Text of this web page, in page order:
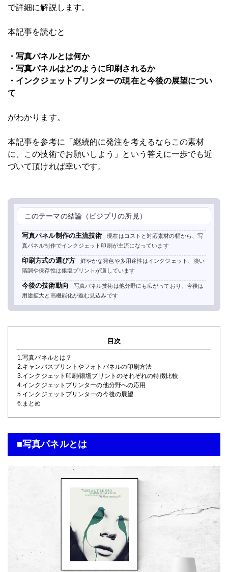
で詳細に解説します。
本記事を読むと
・写真パネルとは何か
・写真パネルはどのように印刷されるか
・インクジェットプリンターの現在と今後の展望につい
て
がわかります。
本記事を参考に「継続的に発注を考えるならこの素材
に、この技術でお願いしよう」という答えに一歩でも近
づいて頂ければ幸いです。
このテーマの結論（ビジプリの所見）
写真パネル制作の主流技術
現在はコストと対応素材の幅から、写
真パネル制作でインクジェット印刷が主流になっています
印刷方式の選び方
鮮やかな発色や多用途性はインクジェット、淡い
階調や保存性は銀塩プリントが適しています
今後の技術動向
写真パネル技術は他分野にも広がっており、今後は
用途拡大と高機能化が進む見込みです
目次
1.写真パネルとは？
2.キャンバスプリントやフォトパネルの印刷方法
3.インクジェット印刷/銀塩プリントのそれぞれの特徴比較
4.インクジェットプリンターの他分野への応用
5.インクジェットプリンターの今後の展望
6.まとめ
■写真パネルとは